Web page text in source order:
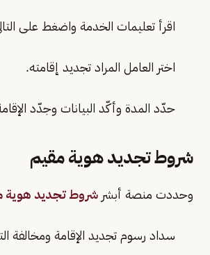
اقرأ تعليمات الخدمة واضغط على
اختر العامل المراد تجديد إقامته.
حدّد المدة وأكّد البيانات وجدّد
شروط تجديد هوية مقيم
وحددت منصة أبشر شروط تجديد هوية
سداد رسوم تجديد الإقامة ومخالفة